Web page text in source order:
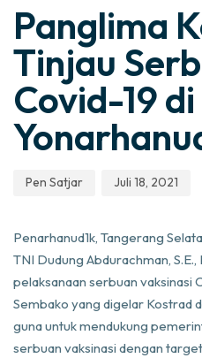
Panglima
Tinjau
Covid-19 di
Pen Satjar Juli 18, 2021
Penarhanud1k, Tangerang
TNI Dudung Abdurachman,
pelaksanaan serbuan vaksinasi
Sembako yang digelar Kostrad
guna untuk mendukung
serbuan vaksinasi dengan